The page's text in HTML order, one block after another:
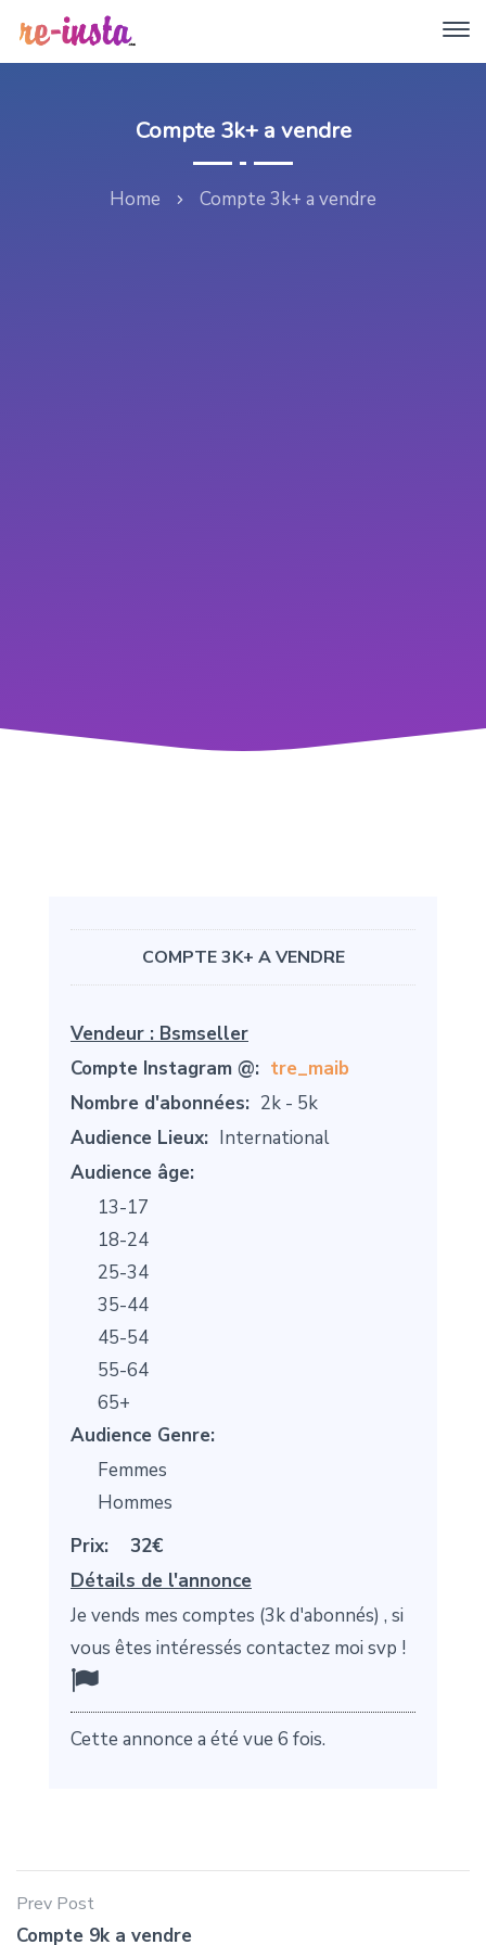
Compte 3k+ a vendre
Home Compte 3k+ a vendre
COMPTE 3K+ A VENDRE
Vendeur : Bsmseller
Compte Instagram @: tre_maib
Nombre d'abonnées: 2k - 5k
Audience Lieux: International
Audience âge:
13-17
18-24
25-34
35-44
45-54
55-64
65+
Audience Genre:
Femmes
Hommes
Prix:
32€
Détails de l'annonce
Je vends mes comptes (3k d'abonnés) , si
vous êtes intéressés contactez moi svp !
Cette annonce a été vue 6 fois.
Prev Post
Compte 9k a vendre